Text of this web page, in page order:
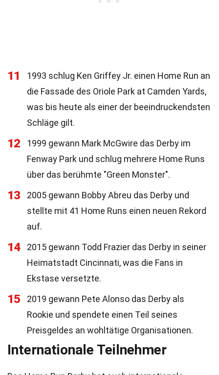
11
1993 schlug Ken Griffey Jr. einen Home Run an
die Fassade des Oriole Park at Camden Yards,
was bis heute als einer der beeindruckendsten
Schläge gilt.
12
1999 gewann Mark McGwire das Derby im
Fenway Park und schlug mehrere Home Runs
über das berühmte "Green Monster".
13
2005 gewann Bobby Abreu das Derby und
stellte mit 41 Home Runs einen neuen Rekord
auf.
14
2015 gewann Todd Frazier das Derby in seiner
Heimatstadt Cincinnati, was die Fans in
Ekstase versetzte.
15
2019 gewann Pete Alonso das Derby als
Rookie und spendete einen Teil seines
Preisgeldes an wohltätige Organisationen.
Internationale Teilnehmer